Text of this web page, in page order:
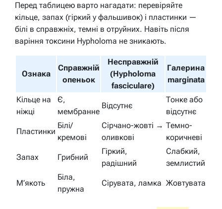
Перед таблицею варто нагадати: перевіряйте
кільце, запах (гіркий у фальшивок) і пластинки —
білі в справжніх, темні в отруйних. Навіть після
варіння токсини Hypholoma не зникають.
Ознака
Справжній
опеньок
Несправжній
(Hypholoma
fasciculare)
Галерина
marginata
Кільце на
ніжці
Є,
мембранне
Відсутнє
Тонке або
відсутнє
Пластинки
Білі/
кремові
Сірчано-жовті →
оливкові
Темно-
коричневі
Запах Грибний
Гіркий,
радішний
Слабкий,
землистий
М’якоть
Біла,
пружна
Сірувата, ламка Жовтувата